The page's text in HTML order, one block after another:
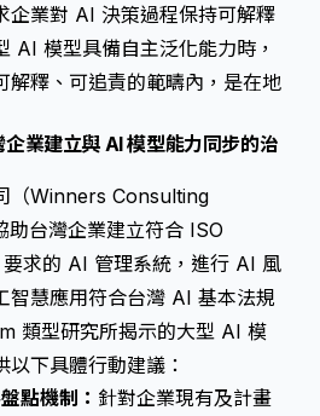
企業對 AI 決策過程保持可解釋
AI 模型具備自主泛化能力時，
解釋、可追責的範疇內，是在地
業建立與 AI 模型能力同步的治
（Winners Consulting
台灣企業建立符合 ISO
求的 AI 管理系統，進行 AI 風
智慧應用符合台灣 AI 基本法規
類型研究所揭示的大型 AI 模
下具體行動建議：
點機制： 針對企業現有及計畫